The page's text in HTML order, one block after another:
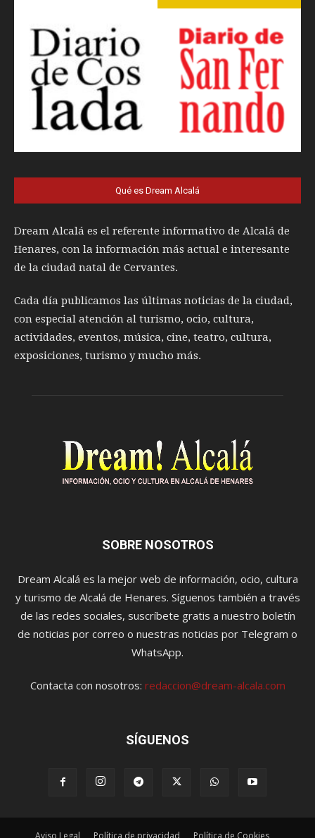
Qué es Dream Alcalá
Dream Alcalá es el referente informativo de Alcalá de
Henares, con la información más actual e interesante
de la ciudad natal de Cervantes.
Cada día publicamos las últimas noticias de la ciudad,
con especial atención al turismo, ocio, cultura,
actividades, eventos, música, cine, teatro, cultura,
exposiciones, turismo y mucho más.
SOBRE NOSOTROS
Dream Alcalá es la mejor web de información, ocio, cultura
y turismo de Alcalá de Henares. Síguenos también a través
de las redes sociales, suscríbete gratis a nuestro boletín
de noticias por correo o nuestras noticias por Telegram o
WhatsApp.
Contacta con nosotros: redaccion@dream-alcala.com
SÍGUENOS
Aviso Legal Política de privacidad Política de Cookies